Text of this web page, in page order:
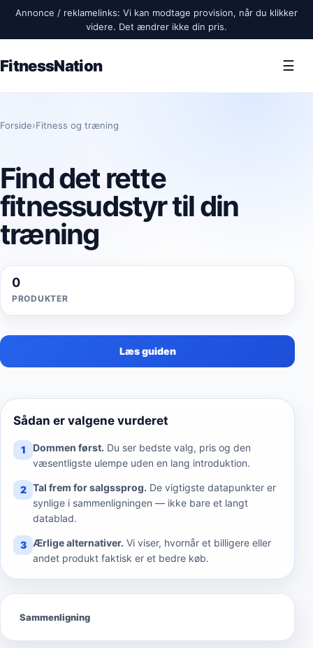
Annonce / reklamelinks: Vi kan modtage provision, når du klikker
videre. Det ændrer ikke din pris.
FitnessNation ☰
Forside›Fitness og træning
Find det rette
fitnessudstyr til din
træning
0
PRODUKTER
Læs guiden
Sådan er valgene vurderet
1 Dommen først. Du ser bedste valg, pris og den
væsentligste ulempe uden en lang introduktion.
2 Tal frem for salgssprog. De vigtigste datapunkter er
synlige i sammenligningen — ikke bare et langt
datablad.
3 Ærlige alternativer. Vi viser, hvornår et billigere eller
andet produkt faktisk er et bedre køb.
Sammenligning